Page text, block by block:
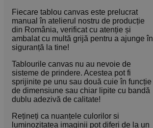
Fiecare tablou canvas este prelucrat
manual în atelierul nostru de producție
din România, verificat cu atenție și
ambalat cu multă grijă pentru a ajunge în
siguranță la tine!
Tablourile canvas nu au nevoie de
sisteme de prindere. Acestea pot fi
sprijinite pe unu sau două cuie în funcție
de dimensiune sau chiar lipite cu bandă
dublu adezivă de calitate!
Rețineți ca nuanțele culorilor si
luminozitatea imaginii pot diferi de la un